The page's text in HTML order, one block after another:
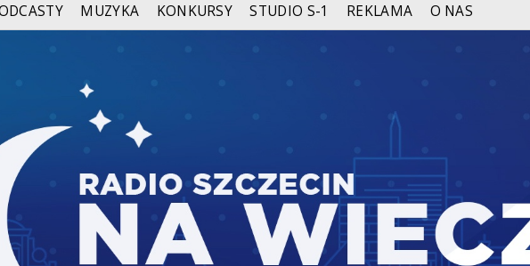
MUZYKA KONKURSY STUDIO S-1 REKLAMA O NAS